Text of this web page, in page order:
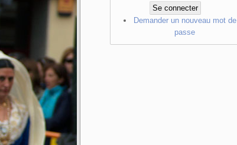
Demander un nouveau mot de
passe